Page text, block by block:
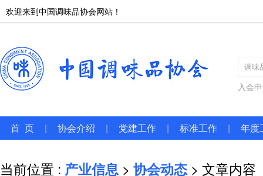
欢迎来到中国调味品协会网站！
入会
首 页 | 协会介绍 | 党建工作 | 标准工作 | 年度
当前位置 : 产业信息 > 协会动态 > 文章内容